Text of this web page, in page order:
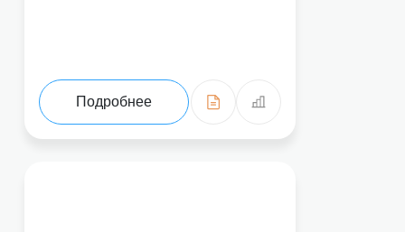
Подробнее